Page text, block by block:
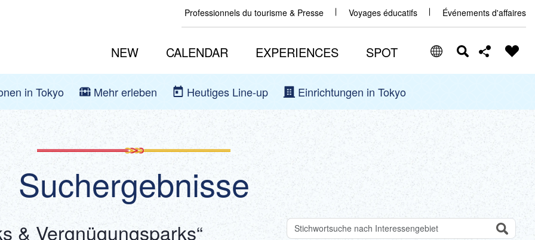
Professionnels du tourisme & Presse Voyages éducatifs Événements d'affaires
NEW CALENDAR EXPERIENCES SPOT
Select Language
ENGLISH
中文(简体)
中文(繁體/正體)
Facebook
X (Twitter)
Email
in Tokyo Mehr erleben Heutiges Line-up Einrichtungen in Tokyo
Suchergebnisse
& Vergnügungsparks“